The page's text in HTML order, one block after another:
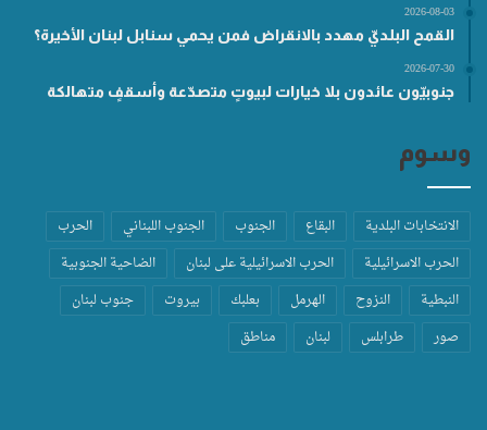
2026-08-03
القمح البلديّ مهدد بالانقراض فمن يحمي سنابل لبنان الأخيرة؟
2026-07-30
جنوبيّون عائدون بلا خيارات لبيوتٍ متصدّعة وأسقفٍ متهالكة
وسوم
الانتخابات البلدية البقاع الجنوب الجنوب اللبناني
الحرب
الحرب الاسرائيلية
الحرب الاسرائيلية على لبنان
الضاحية الجنوبية
النبطية
النزوح الهرمل بعلبك بيروت
جنوب لبنان
صور
طرابلس لبنان مناطق